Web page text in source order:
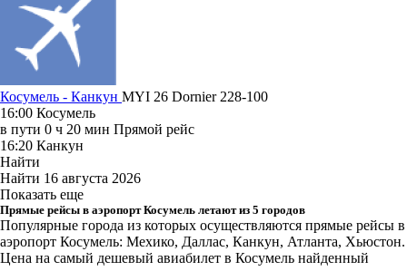
Косумель - Канкун MYI 26 Dornier 228-100
16:00 Косумель
в пути 0 ч 20 мин Прямой рейс
16:20 Канкун
Найти
Найти 16 августа 2026
Показать еще
Прямые рейсы в аэропорт Косумель летают из 5 городов
Популярные города из которых осуществляются прямые рейсы в
аэропорт Косумель: Мехико, Даллас, Канкун, Атланта, Хьюстон.
Цена на самый дешевый авиабилет в Косумель найденный